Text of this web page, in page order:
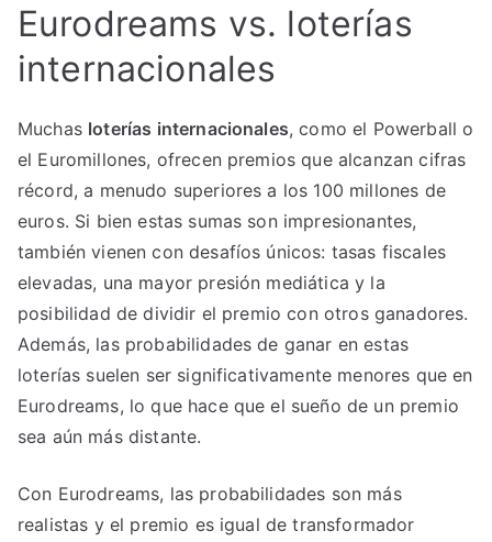
Eurodreams vs. loterías
internacionales
Muchas loterías internacionales, como el Powerball o
el Euromillones, ofrecen premios que alcanzan cifras
récord, a menudo superiores a los 100 millones de
euros. Si bien estas sumas son impresionantes,
también vienen con desafíos únicos: tasas fiscales
elevadas, una mayor presión mediática y la
posibilidad de dividir el premio con otros ganadores.
Además, las probabilidades de ganar en estas
loterías suelen ser significativamente menores que en
Eurodreams, lo que hace que el sueño de un premio
sea aún más distante.
Con Eurodreams, las probabilidades son más
realistas y el premio es igual de transformador